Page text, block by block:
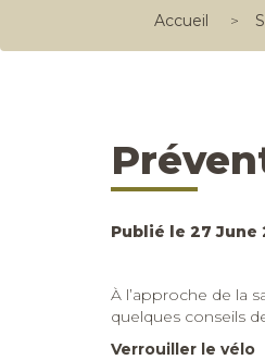
Accueil >
Publié le 27 June
À l’approche de la
quelques conseils
Verrouiller le vélo